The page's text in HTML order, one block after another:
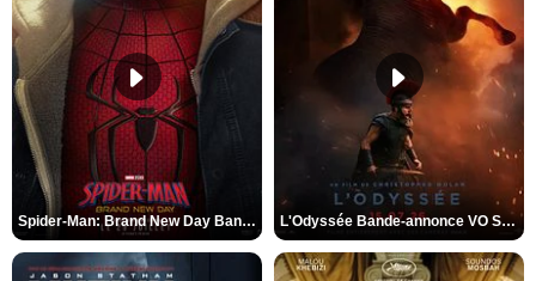
Spider-Man: Brand New Day Bande-annonce VO STFR L'Odyssée Bande-annonce VO STFR